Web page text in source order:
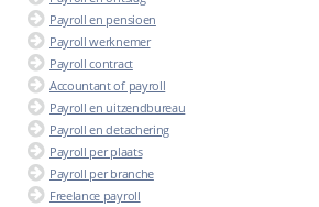
Payroll en pensioen
Payroll werknemer
Payroll contract
Accountant of payroll
Payroll en uitzendbureau
Payroll en detachering
Payroll per plaats
Payroll per branche
Freelance payroll